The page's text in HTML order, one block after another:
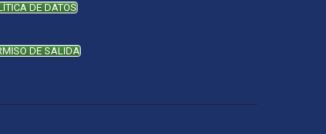
DE DATOS
DE SALIDA